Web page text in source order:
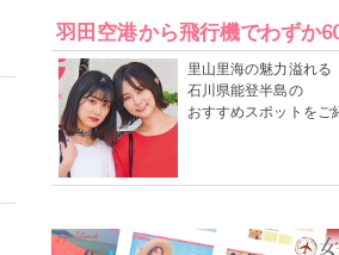
羽田空港から飛行機でわずか
里山里海の魅力溢れる
石川県能登半島の
おすすめスポットをご